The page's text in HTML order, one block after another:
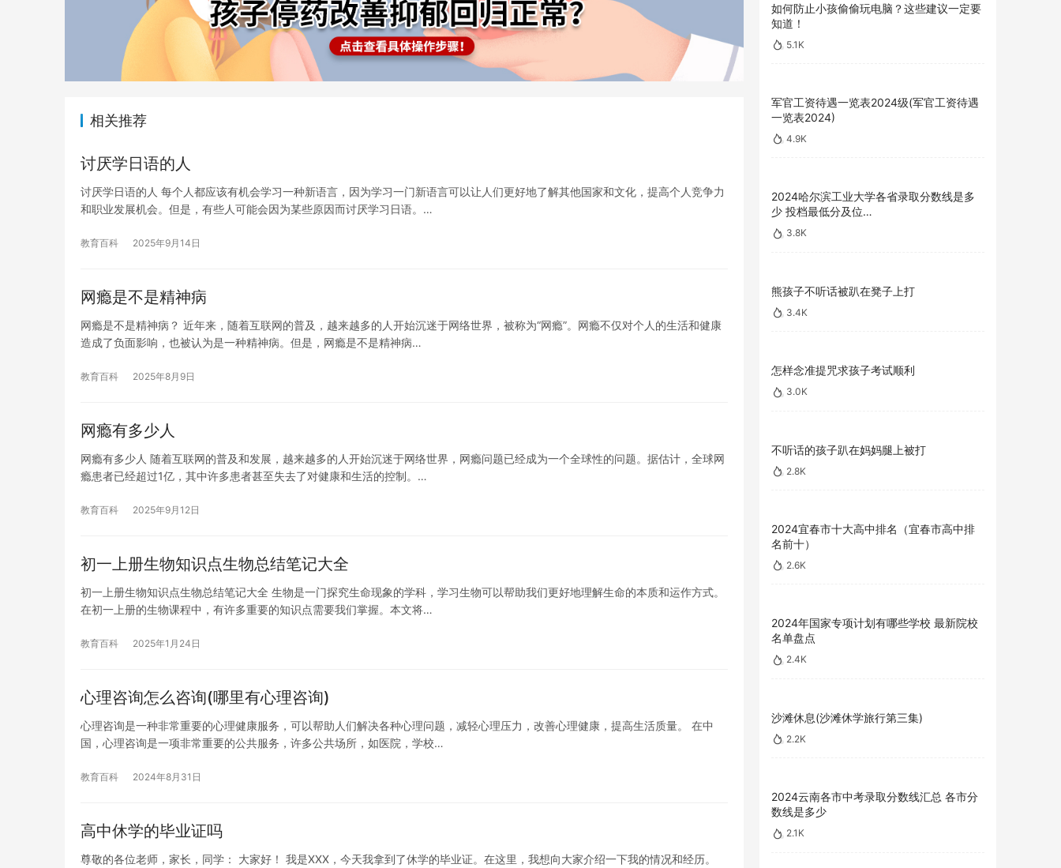
相关推荐
讨厌学日语的人
讨厌学日语的人 每个人都应该有机会学习一种新语言，因为学习一门新语言可以让人们更好地了解其他国家和文化，提高个人竞争力
和职业发展机会。但是，有些人可能会因为某些原因而讨厌学习日语。…
教育百科 2025年9月14日
网瘾是不是精神病
网瘾是不是精神病？ 近年来，随着互联网的普及，越来越多的人开始沉迷于网络世界，被称为“网瘾”。网瘾不仅对个人的生活和健康
造成了负面影响，也被认为是一种精神病。但是，网瘾是不是精神病…
教育百科 2025年8月9日
网瘾有多少人
网瘾有多少人 随着互联网的普及和发展，越来越多的人开始沉迷于网络世界，网瘾问题已经成为一个全球性的问题。据估计，全球网
瘾患者已经超过1亿，其中许多患者甚至失去了对健康和生活的控制。…
教育百科 2025年9月12日
初一上册生物知识点生物总结笔记大全
初一上册生物知识点生物总结笔记大全 生物是一门探究生命现象的学科，学习生物可以帮助我们更好地理解生命的本质和运作方式。
在初一上册的生物课程中，有许多重要的知识点需要我们掌握。本文将…
教育百科 2025年1月24日
心理咨询怎么咨询(哪里有心理咨询)
心理咨询是一种非常重要的心理健康服务，可以帮助人们解决各种心理问题，减轻心理压力，改善心理健康，提高生活质量。 在中
国，心理咨询是一项非常重要的公共服务，许多公共场所，如医院，学校…
教育百科 2024年8月31日
高中休学的毕业证吗
尊敬的各位老师，家长，同学： 大家好！ 我是XXX，今天我拿到了休学的毕业证。在这里，我想向大家介绍一下我的情况和经历。
如何防止小孩偷偷玩电脑？这些建议一定要
知道！
5.1K
军官工资待遇一览表2024级(军官工资待遇
一览表2024)
4.9K
2024哈尔滨工业大学各省录取分数线是多
少 投档最低分及位…
3.8K
熊孩子不听话被趴在凳子上打
3.4K
怎样念准提咒求孩子考试顺利
3.0K
不听话的孩子趴在妈妈腿上被打
2.8K
2024宜春市十大高中排名（宜春市高中排
名前十）
2.6K
2024年国家专项计划有哪些学校 最新院校
名单盘点
2.4K
沙滩休息(沙滩休学旅行第三集)
2.2K
2024云南各市中考录取分数线汇总 各市分
数线是多少
2.1K